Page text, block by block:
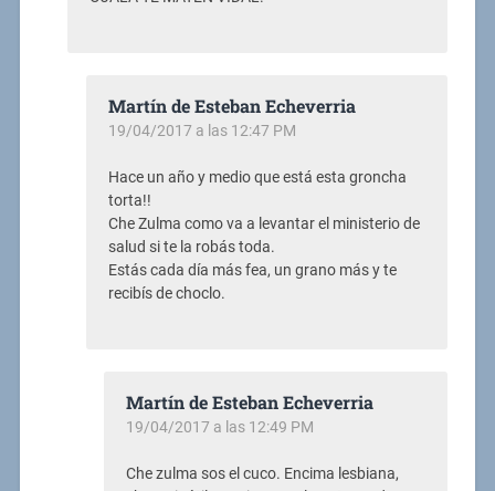
Martín de Esteban Echeverria
19/04/2017 a las 12:47 PM
Hace un año y medio que está esta groncha
torta!!
Che Zulma como va a levantar el ministerio de
salud si te la robás toda.
Estás cada día más fea, un grano más y te
recibís de choclo.
Martín de Esteban Echeverria
19/04/2017 a las 12:49 PM
Che zulma sos el cuco. Encima lesbiana,